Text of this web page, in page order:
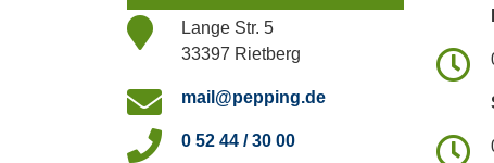
Lange Str. 5
33397 Rietberg
mail@pepping.de
0 52 44 / 30 00